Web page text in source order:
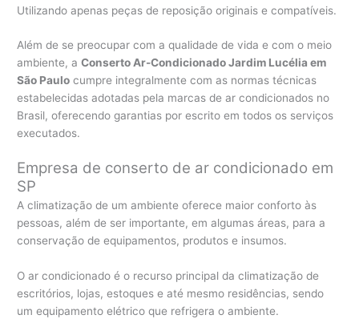
Utilizando apenas peças de reposição originais e compatíveis.
Além de se preocupar com a qualidade de vida e com o meio
ambiente, aConserto Ar-Condicionado Jardim Lucélia em
São Paulo cumpre integralmente com as normas técnicas
estabelecidas adotadas pela marcas de ar condicionados no
Brasil, oferecendo garantias por escrito em todos os serviços
executados.
Empresa de conserto de ar condicionado em
SP
A climatização de um ambiente oferece maior conforto às
pessoas, além de ser importante, em algumas áreas, para a
conservação de equipamentos, produtos e insumos.
O ar condicionado é o recurso principal da climatização de
escritórios, lojas, estoques e até mesmo residências, sendo
um equipamento elétrico que refrigera o ambiente.